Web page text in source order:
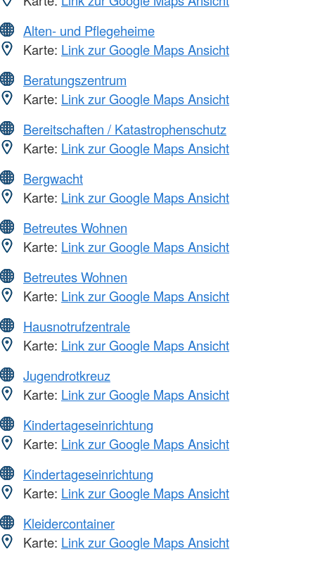
Alten- und Pflegeheime
Karte: Link zur Google Maps Ansicht
Beratungszentrum
Karte: Link zur Google Maps Ansicht
Bereitschaften / Katastrophenschutz
Karte: Link zur Google Maps Ansicht
Bergwacht
Karte: Link zur Google Maps Ansicht
Betreutes Wohnen
Karte: Link zur Google Maps Ansicht
Betreutes Wohnen
Karte: Link zur Google Maps Ansicht
Hausnotrufzentrale
Karte: Link zur Google Maps Ansicht
Jugendrotkreuz
Karte: Link zur Google Maps Ansicht
Kindertageseinrichtung
Karte: Link zur Google Maps Ansicht
Kindertageseinrichtung
Karte: Link zur Google Maps Ansicht
Kleidercontainer
Karte: Link zur Google Maps Ansicht